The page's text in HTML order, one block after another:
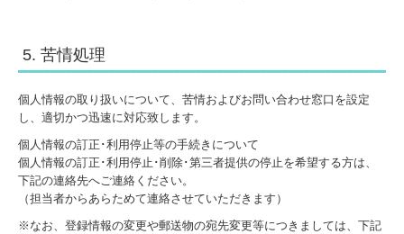
5. 苦情処理
個人情報の取り扱いについて、苦情およびお問い合わせ窓口を設定
し、適切かつ迅速に対応致します。
個人情報の訂正･利用停止等の手続きについて
個人情報の訂正･利用停止･削除･第三者提供の停止を希望する方は、
下記の連絡先へご連絡ください。
（担当者からあらためて連絡させていただきます）
※なお、登録情報の変更や郵送物の宛先変更等につきましては、下記